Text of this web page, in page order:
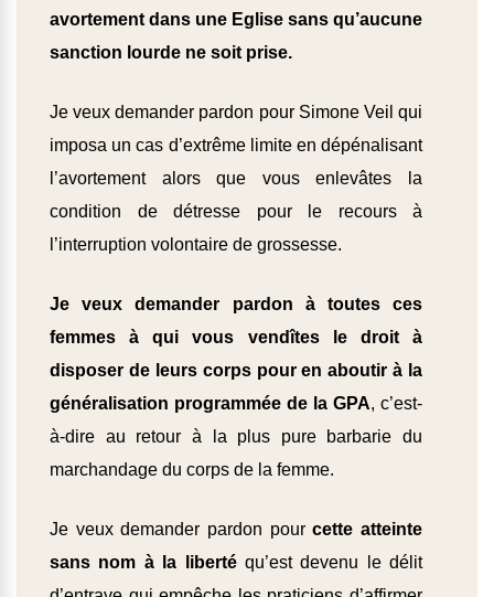
avortement dans une Eglise sans qu’aucune
sanction lourde ne soit prise.
Je veux demander pardon pour Simone Veil qui
imposa un cas d’extrême limite en dépénalisant
l’avortement alors que vous enlevâtes la
condition de détresse pour le recours à
l’interruption volontaire de grossesse.
Je veux demander pardon à toutes ces
femmes à qui vous vendîtes le droit à
disposer de leurs corps pour en aboutir à la
généralisation programmée de la GPA, c’est-
à-dire au retour à la plus pure barbarie du
marchandage du corps de la femme.
Je veux demander pardon pourcette atteinte
sans nom à la libertéqu’est devenu le délit